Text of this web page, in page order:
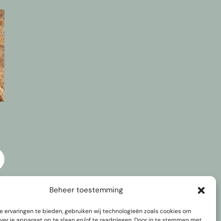
Beheer toestemming
ervaringen te bieden, gebruiken wij technologieën zoals cookies om